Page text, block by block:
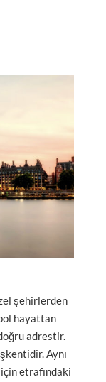
şehirlerden
hayattan
adrestir.
Aynı
etrafındaki